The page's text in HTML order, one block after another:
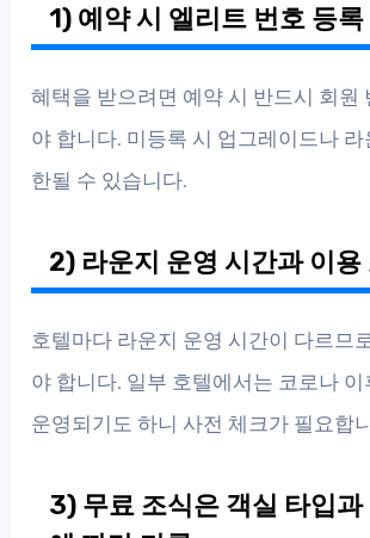
1) 예약 시 엘리트 번호 등
혜택을 받으려면 예약 시 반드시 회원
야 합니다. 미등록 시 업그레이드나 라
한될 수 있습니다.
2) 라운지 운영 시간과 이용
호텔마다 라운지 운영 시간이 다르므
야 합니다. 일부 호텔에서는 코로나 이
운영되기도 하니 사전 체크가 필요합
3) 무료 조식은 객실 타입과